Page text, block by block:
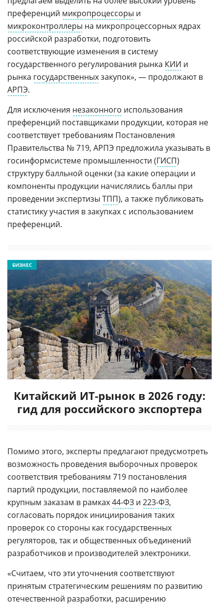
преференций микропроцессоры и
микроконтроллеры на микропроцессорных ядрах
российской разработки, подготовить
соответствующие изменения в систему
государственного регулирования рынка КИИ и
рынка государственныхзакупок», — продолжают в
АРПЭ.
Для исключения незаконного использования
преференций поставщиками продукции, которая не
соответствует требованиям Постановления
Правительства № 719, АРПЭ предложила указывать в
госинформсистеме промышленности (ГИСП)
структуру балльной оценки (за какие операции и
компоненты продукции начислялись баллы при
проведении экспертизы ТПП), а также публиковать
статистику участия в закупках с использованием
преференций.
Китайский ИТ-рынок в 2026 году:
гид для российского экспортера
БИЗНЕС
Помимо этого, эксперты предлагают предусмотреть
возможность проведения выборочных проверок
соответствия требованиям 719 постановления
партий продукции, поставляемой по наиболее
крупным заказам в рамках44-ФЗ и 223-ФЗ,
согласовать порядок инициирования таких
проверок со стороны как государственных
регуляторов, так и общественных объединений
разработчиков и производителей электроники.
«Считаем, что эти уточнения соответствуют
принятым стратегическим решениям по развитию
отечественной разработки, расширению